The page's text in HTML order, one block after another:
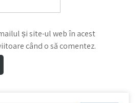
și site-ul web în acest
când o să comentez.